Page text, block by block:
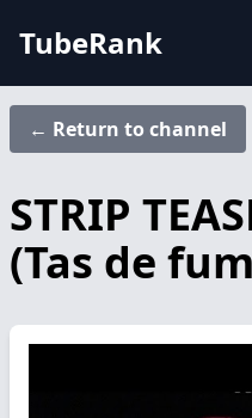
TubeRank
← Return to channel
STRIP
(Tas de